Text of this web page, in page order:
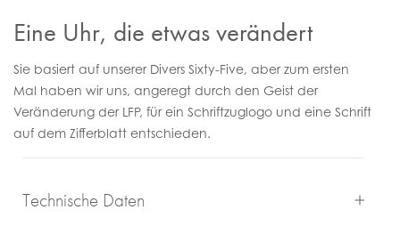
Eine Uhr, die etwas verändert
Sie basiert auf unserer Divers Sixty-Five, aber zum ersten
Mal haben wir uns, angeregt durch den Geist der
Veränderung der LFP, für ein Schriftzuglogo und eine Schrift
auf dem Zifferblatt entschieden.
Technische Daten